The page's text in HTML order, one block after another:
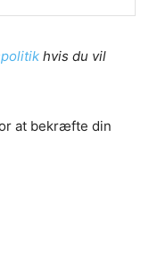
hvis du vil
at bekræfte din